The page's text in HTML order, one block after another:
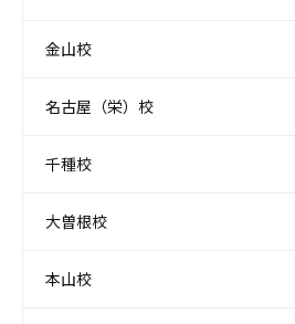
金山校
名古屋（栄）校
千種校
大曽根校
本山校